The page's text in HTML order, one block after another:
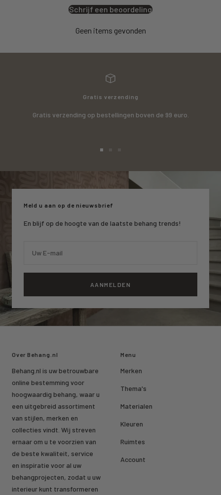
Schrijf een beoordeling
Geen items gevonden
Gratis verzending
Gratis verzending op bestellingen boven de 99 euro.
1
2
slide
3
Meld u aan op de nieuwsbrief
En blijf op de hoogte van de laatste behang trends!
Uw E-mail
AANMELDEN
Over Behang.nl
Behang.nl is uw betrouwbare
online bestemming voor
hoogwaardig behang, waar u
een uitgebreid assortiment
van stijlen, merken en
collecties vindt. Wij streven
ernaar om u te voorzien van
de beste kwaliteit, service
en inspiratie voor al uw
behangprojecten, zodat u uw
interieur kunt transformeren
Menu
Merken
Thema's
Materialen
Kleuren
Ruimtes
Account